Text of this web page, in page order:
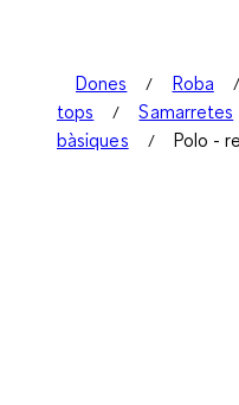
Dones Roba
tops
Samarretes
bàsiques
Polo -